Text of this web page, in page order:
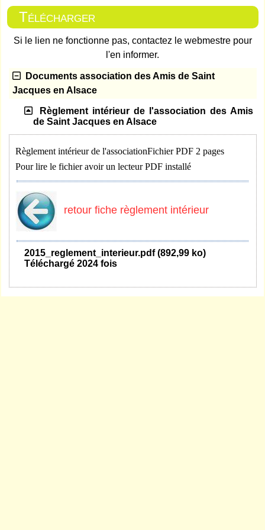
Télécharger
Si le lien ne fonctionne pas, contactez le webmestre pour
l'en informer.
Documents association des Amis de Saint
Jacques en Alsace
Règlement intérieur de l'association des Amis
de Saint Jacques en Alsace
Règlement intérieur de l'associationFichier PDF 2 pages
Pour lire le fichier avoir un lecteur PDF installé
retour fiche règlement intérieur
2015_reglement_interieur.pdf (892,99 ko)
Téléchargé 2024 fois